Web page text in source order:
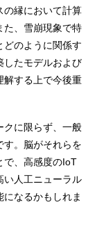
の縁において計算
た、雪崩現象で特
どのように関係す
したモデルおよび
解する上で今後重
クに限らず、一般
す。脳がそれらを
で、高感度のIoT
い人工ニューラル
なるかもしれま